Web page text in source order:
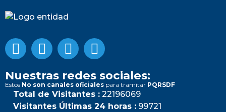
Nuestras redes sociales:
Estos No son canales oficiales para tramitar PQRSDF
Total de Visitantes : 22196069
Visitantes Últimas 24 horas : 99721